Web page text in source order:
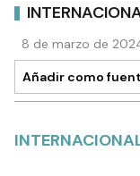
8 de marzo de
Añadir como